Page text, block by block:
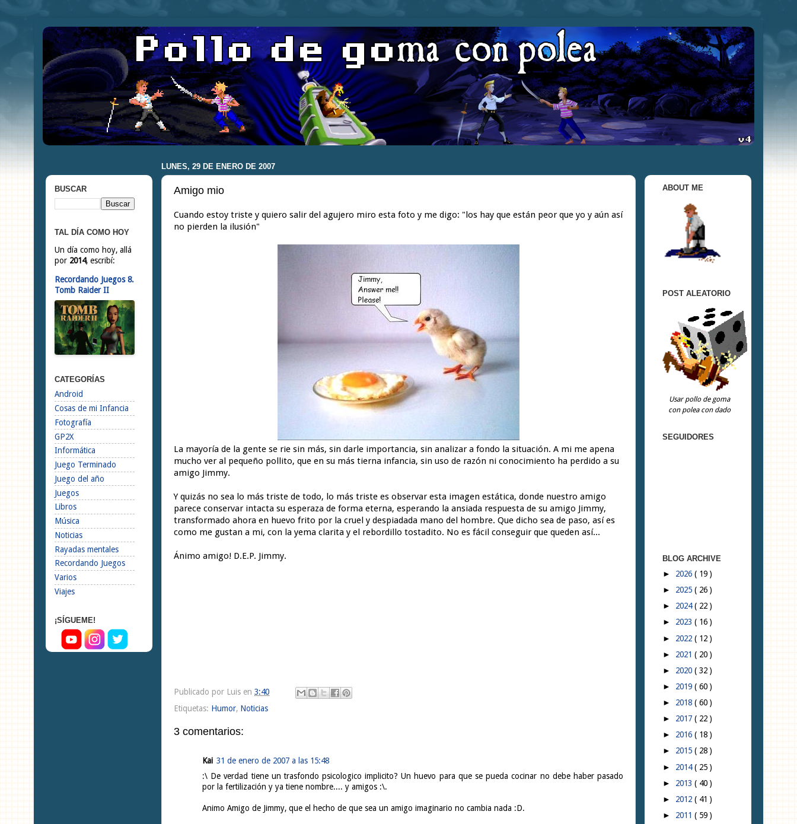
LUNES, 29 DE ENERO DE 2007
Amigo mio
Cuando estoy triste y quiero salir del agujero miro esta foto y me digo: "los hay que están peor que yo y aún así
no pierden la ilusión"
La mayoría de la gente se rie sin más, sin darle importancia, sin analizar a fondo la situación. A mi me apena
mucho ver al pequeño pollito, que en su más tierna infancia, sin uso de razón ni conocimiento ha perdido a su
amigo Jimmy.
Y quizás no sea lo más triste de todo, lo más triste es observar esta imagen estática, donde nuestro amigo
parece conservar intacta su esperaza de forma eterna, esperando la ansiada respuesta de su amigo Jimmy,
transformado ahora en huevo frito por la cruel y despiadada mano del hombre. Que dicho sea de paso, así es
como me gustan a mi, con la yema clarita y el rebordillo tostadito. No es fácil conseguir que queden así...
Ánimo amigo! D.E.P. Jimmy.
Publicado por Luis en 3:40
Etiquetas: Humor, Noticias
3 comentarios:
Kai 31 de enero de 2007 a las 15:48
:\ De verdad tiene un trasfondo psicologico implicito? Un huevo para que se pueda cocinar no debe haber pasado
por la fertilización y ya tiene nombre.... y amigos :\.
Animo Amigo de Jimmy, que el hecho de que sea un amigo imaginario no cambia nada :D.
BUSCAR
TAL DÍA COMO HOY
Un día como hoy, allá
por 2014, escribí:
Recordando Juegos 8.
Tomb Raider II
CATEGORÍAS
Android
Cosas de mi Infancia
Fotografía
GP2X
Informática
Juego Terminado
Juego del año
Juegos
Libros
Música
Noticias
Rayadas mentales
Recordando Juegos
Varios
Viajes
¡SÍGUEME!
ABOUT ME
POST ALEATORIO
Usar pollo de goma
con polea con dado
SEGUIDORES
BLOG ARCHIVE
► 2026 ( 19 )
► 2025 ( 26 )
► 2024( 22 )
► 2023 ( 16 )
► 2022 ( 12 )
► 2021 ( 20 )
► 2020 ( 32 )
► 2019 ( 60 )
► 2018 ( 60 )
► 2017 ( 22 )
► 2016 ( 18 )
► 2015 ( 28 )
► 2014( 25 )
► 2013 ( 40 )
► 2012 ( 41 )
► 2011 ( 59 )